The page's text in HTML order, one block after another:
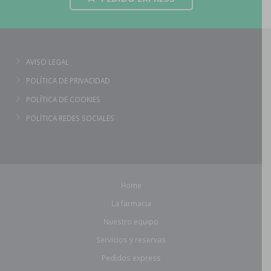
AVISO LEGAL
POLÍTICA DE PRIVACIDAD
POLÍTICA DE COOKIES
POLÍTICA REDES SOCIALES
Home
La farmacia
Nuestro equipo
Servicios y reservas
Pedidos express